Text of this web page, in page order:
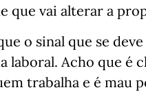
que vai alterar a
o sinal que se
laboral. Acho que é
trabalha e é mau